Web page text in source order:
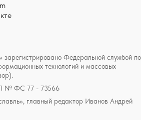
зарегистрировано Федеральной службой по
технологий и массовых
№ ФС 77 - 73566
главный редактор Иванов Андрей